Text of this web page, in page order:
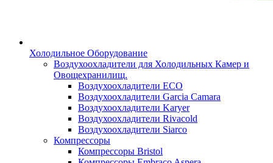
Холодильное Оборудование
Воздухоохладители для Холодильных Камер и
Овощехранилищ.
Воздухоохладители ECO
Воздухоохладители Garcia Camara
Воздухоохладители Karyer
Воздухоохладители Rivacold
Воздухоохладители Siarco
Компрессоры
Компрессоры Bristol